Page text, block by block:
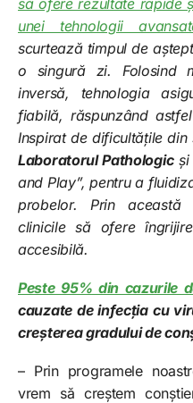
unei tehnologii
scurtează timpul de
o singură zi. Folosind
inversă, tehnologia
fiabilă, răspunzând
Inspirat de dificultățile
Laboratorul Pathologicși
and Play”, pentru a
probelor. Prin această
clinicile să ofere
accesibilă.
Peste 95% din cazurile
cauzate de infecția cu
creșterea gradului de
– Prin programele
vrem să creștem